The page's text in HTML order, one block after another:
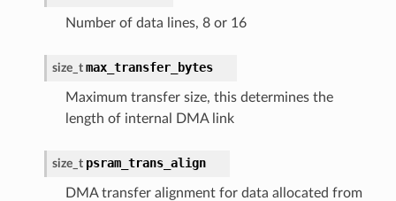
Number of data lines, 8 or 16
size_t max_transfer_bytes
Maximum transfer size, this determines the
length of internal DMA link
size_t psram_trans_align
DMA transfer alignment for data allocated from